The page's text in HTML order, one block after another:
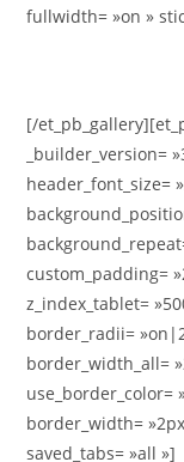
fullwidth= »on »
[/
_builder_version=
header_font_size=
custom_padding=
z_index_tablet=
border_radii=
border_width_all=
use_border_color=
border_width=
saved_tabs= »all »]